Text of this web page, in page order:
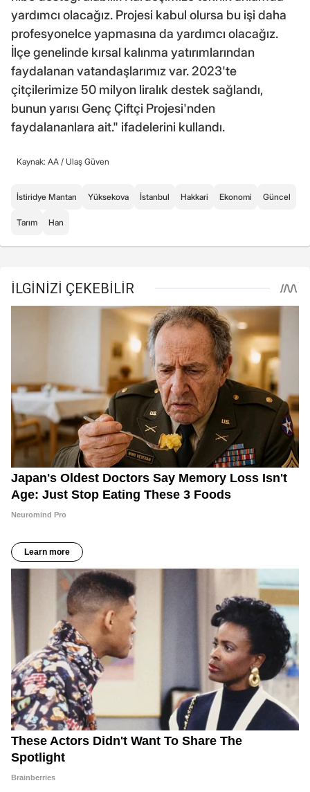
yardımcı olacağız. Projesi kabul olursa bu işi daha
profesyonelce yapmasına da yardımcı olacağız.
İlçe genelinde kırsal kalınma yatırımlarından
faydalanan vatandaşlarımız var. 2023'te
çitçilerimize 50 milyon liralık destek sağlandı,
bunun yarısı Genç Çiftçi Projesi'nden
faydalananlara ait." ifadelerini kullandı.
Kaynak: AA / Ulaş Güven
İstiridye Mantarı Yüksekova İstanbul Hakkari Ekonomi Güncel
Tarım Han